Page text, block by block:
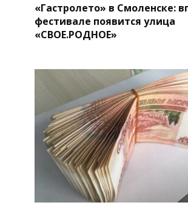
«Гастролето» в Смоленске:
фестивале появится улица
«СВОЕ.РОДНОЕ»